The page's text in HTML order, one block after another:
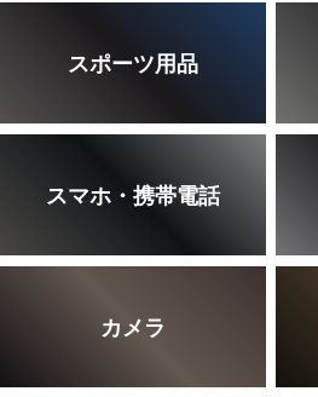
スポーツ用品
スマホ・携帯電話
カメラ